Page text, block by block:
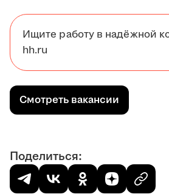
Ищите работу в надёжной
hh.ru
Смотреть вакансии
Поделиться: